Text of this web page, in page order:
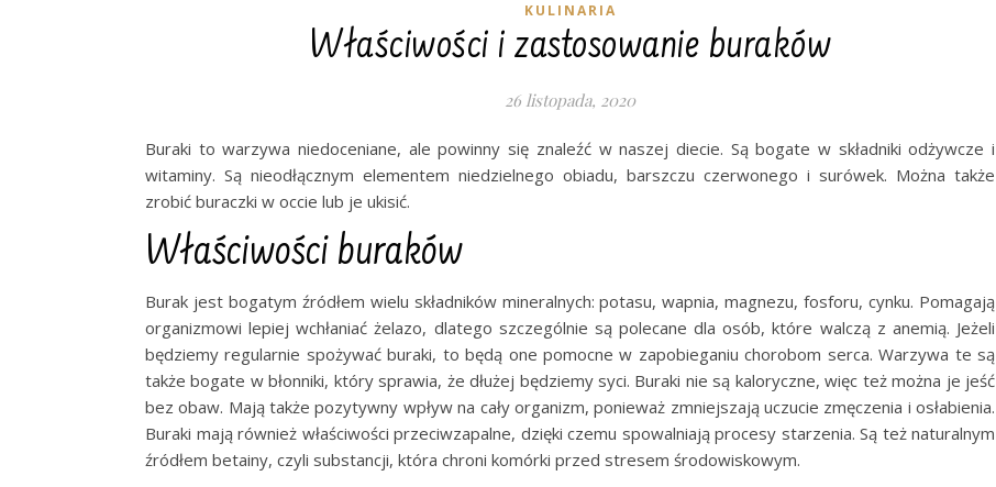
KULINARIA
Właściwości i zastosowanie buraków
26 listopada, 2020
Buraki to warzywa niedoceniane, ale powinny się znaleźć w naszej diecie. Są bogate w składniki odżywcze i
witaminy. Są nieodłącznym elementem niedzielnego obiadu, barszczu czerwonego i surówek. Można także
zrobić buraczki w occie lub je ukisić.
Właściwości buraków
Burak jest bogatym źródłem wielu składników mineralnych: potasu, wapnia, magnezu, fosforu, cynku. Pomagają
organizmowi lepiej wchłaniać żelazo, dlatego szczególnie są polecane dla osób, które walczą z anemią. Jeżeli
będziemy regularnie spożywać buraki, to będą one pomocne w zapobieganiu chorobom serca. Warzywa te są
także bogate w błonniki, który sprawia, że dłużej będziemy syci. Buraki nie są kaloryczne, więc też można je jeść
bez obaw. Mają także pozytywny wpływ na cały organizm, ponieważ zmniejszają uczucie zmęczenia i osłabienia.
Buraki mają również właściwości przeciwzapalne, dzięki czemu spowalniają procesy starzenia. Są też naturalnym
źródłem betainy, czyli substancji, która chroni komórki przed stresem środowiskowym.